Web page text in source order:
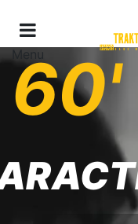
Menu
60'